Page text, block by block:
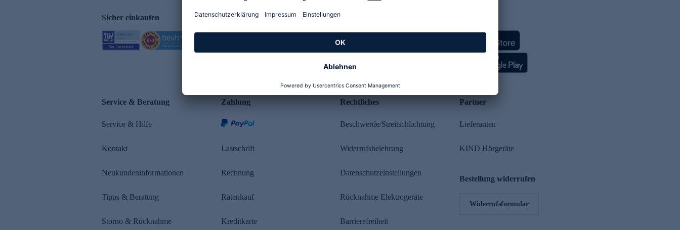
Sicher einkaufen Kundenbewertung
Service & Beratung
Service & Hilfe
Kontakt
Neukundeninformationen
Tipps & Beratung
Storno & Rücknahme
Zahlung
Lastschrift
Rechnung
Ratenkauf
Kreditkarte
Rechtliches
Beschwerde/Streitschlichtung
Widerrufsbelehrung
Datenschutzeinstellungen
Rücknahme Elektrogeräte
Barrierefreiheit
Partner
Lieferanten
KIND Hörgeräte
Bestellung widerrufen
Widerrufsformular